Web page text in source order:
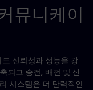
뮤니케이
신뢰성과 성능을 강
되고 송전, 배전 및 산
시스템은 더 탄력적인